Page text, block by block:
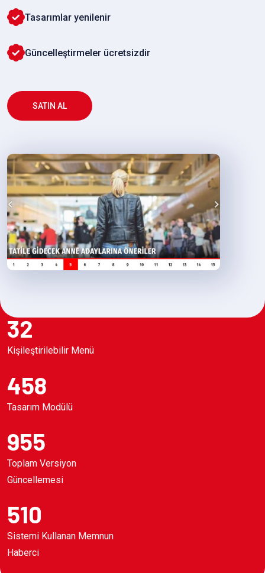
Tasarımlar yenilenir
Güncelleştirmeler ücretsizdir
SATIN AL
32
Kişileştirilebilir Menü
458
Tasarım Modülü
955
Toplam Versiyon
Güncellemesi
510
Sistemi Kullanan Memnun
Haberci